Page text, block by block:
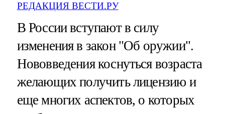
РЕДАКЦИЯ ВЕСТИ.РУ
В России вступают в силу
изменения в закон "Об оружии".
Нововведения коснуться возраста
желающих получить лицензию и
еще многих аспектов, о которых